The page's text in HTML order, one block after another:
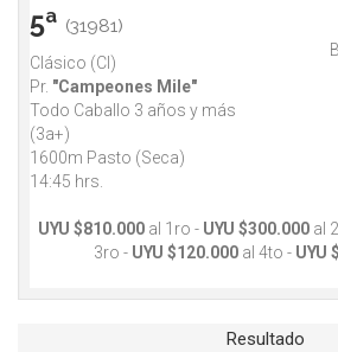
5ª (31981)
Clásico (Cl)
Pr. "Campeones Mile"
Todo Caballo 3 años y más
(3a+)
1600m Pasto (Seca)
14:45 hrs.
UYU $810.000al 1ro - UYU $300.000al
3ro - UYU $120.000 al 4to - UYU
Resultado